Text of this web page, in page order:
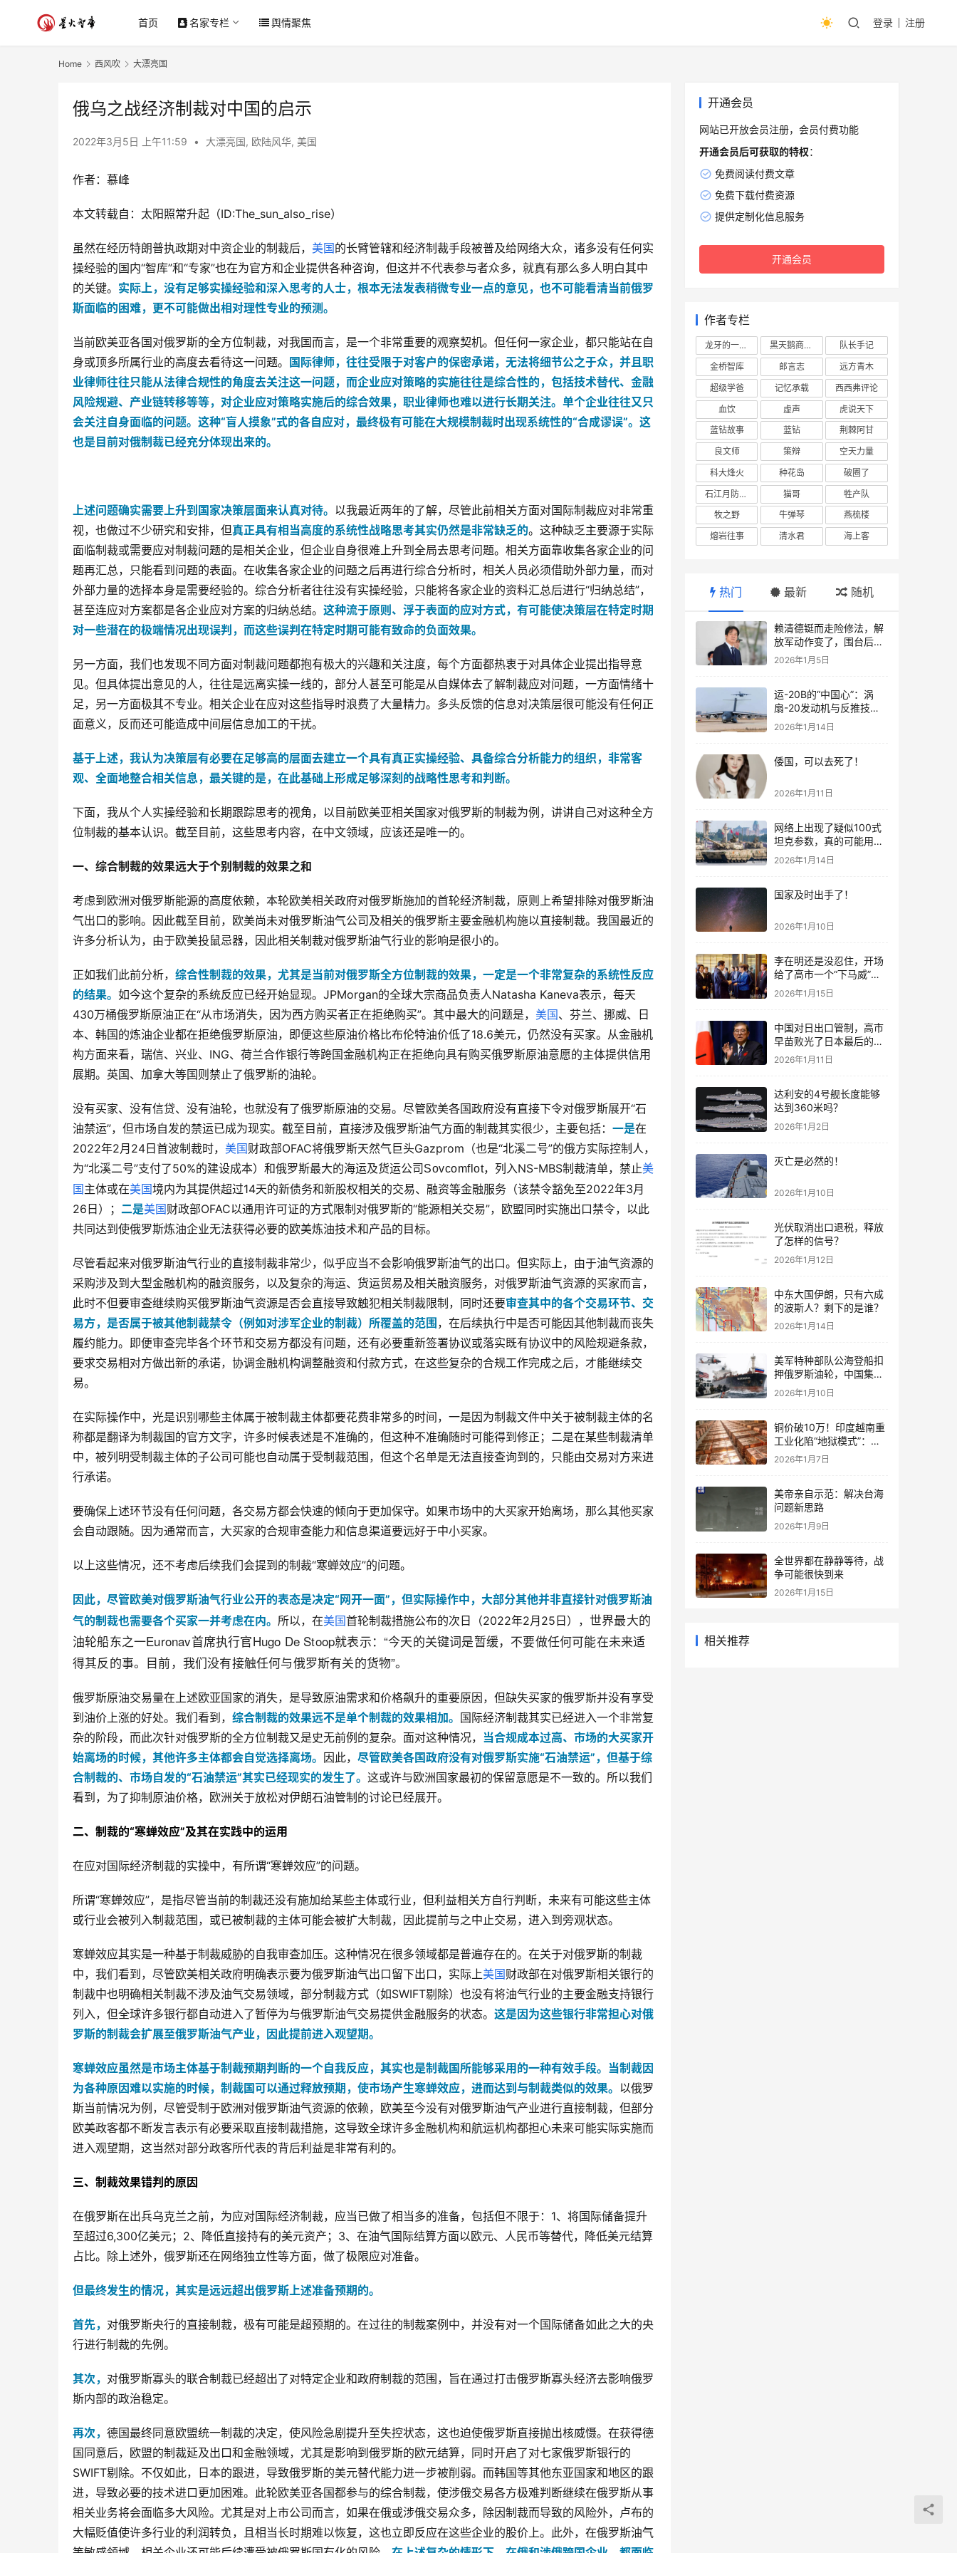
首页 名家专栏 舆情聚焦 登录 注册
Home 西风吹 大漂亮国
俄乌之战经济制裁对中国的启示
2022年3月5日 上午11:59 • 大漂亮国, 欧陆风华, 美国
作者：慕峰
本文转载自：太阳照常升起（ID:The_sun_also_rise）
虽然在经历特朗普执政期对中资企业的制裁后， 美国的长臂管辖和经济制裁手段被普及给网络大众，诸多没有任何实
操经验的国内“智库”和“专家”也在为官方和企业提供各种咨询，但这并不代表参与者众多，就真有那么多人明白其中
的关键。 实际上，没有足够实操经验和深入思考的人士，根本无法发表稍微专业一点的意见，也不可能看清当前俄罗
斯面临的困难，更不可能做出相对理性专业的预测。
当前欧美亚各国对俄罗斯的全方位制裁，对我国而言，是一个非常重要的观察契机。但任何一家企业，都只能站在自
身或顶多所属行业的高度去看待这一问题。
国际律师，往往受限于对客户的保密承诺，无法将细节公之于众，并且职
业律师往往只能从法律合规性的角度去关注这一问题，而企业应对策略的实施往往是综合性的，包括技术替代、金融
风险规避、产业链转移等等，对企业应对策略实施后的综合效果，职业律师也难以进行长期关注。单个企业往往又只
会关注自身面临的问题。 这种“盲人摸象”式的各自应对，最终极有可能在大规模制裁时出现系统性的“合成谬误”。这
也是目前对俄制裁已经充分体现出来的。
上述问题确实需要上升到国家决策层面来认真对待。 以我最近两年的了解，尽管此前相关方面对国际制裁应对非常重
视，也做过不少研究和安排，但真正具有相当高度的系统性战略思考其实仍然是非常缺乏的。这种缺乏主要源于实际
面临制裁或需要应对制裁问题的是相关企业，但企业自身很难上升到全局去思考问题。相关方面靠收集各家企业的问
题再汇总，只能看到问题的表面。在收集各家企业的问题之后再进行综合分析时，相关人员必须借助外部力量，而对
外部力量的选择本身是需要经验的。综合分析者往往没有实操经验，只能将各家企业的资料汇总后进行“归纳总结”，
甚至连应对方案都是各企业应对方案的归纳总结。 这种流于原则、浮于表面的应对方式，有可能使决策层在特定时期
对一些潜在的极端情况出现误判，而这些误判在特定时期可能有致命的负面效果。
另一方面，我们也发现不同方面对制裁问题都抱有极大的兴趣和关注度，每个方面都热衷于对具体企业提出指导意
见。但具体提出意见的人，往往是远离实操一线的，部分人甚至可能是从自媒体去了解制裁应对问题，一方面情绪十
足，另一方面极其不专业。相关企业在应对这些指导时浪费了大量精力。多头反馈的信息对决策层很可能没有任何正
面意义，反而还可能造成中间层信息加工的干扰。
基于上述，我认为决策层有必要在足够高的层面去建立一个具有真正实操经验、具备综合分析能力的组织，非常客
观、全面地整合相关信息，最关键的是，在此基础上形成足够深刻的战略性思考和判断。
下面，我从个人实操经验和长期跟踪思考的视角，以目前欧美亚相关国家对俄罗斯的制裁为例，讲讲自己对这种全方
位制裁的基本认识。截至目前，这些思考内容，在中文领域，应该还是唯一的。
一、综合制裁的效果远大于个别制裁的效果之和
考虑到欧洲对俄罗斯能源的高度依赖，本轮欧美相关政府对俄罗斯施加的首轮经济制裁，原则上希望排除对俄罗斯油
气出口的影响。因此截至目前，欧美尚未对俄罗斯油气公司及相关的俄罗斯主要金融机构施以直接制裁。我国最近的
许多分析认为，由于欧美投鼠忌器，因此相关制裁对俄罗斯油气行业的影响是很小的。
正如我们此前分析， 综合性制裁的效果，尤其是当前对俄罗斯全方位制裁的效果，一定是一个非常复杂的系统性反应
的结果。 如今这个复杂的系统反应已经开始显现。JPMorgan的全球大宗商品负责人Natasha Kaneva表示，每天
430万桶俄罗斯原油正在“从市场消失，因为西方购买者正在拒绝购买”。其中最大的问题是， 美国、芬兰、挪威、日
本、韩国的炼油企业都在拒绝俄罗斯原油，即便这些原油价格比布伦特油价低了18.6美元，仍然没有买家。从金融机
构方面来看，瑞信、兴业、ING、荷兰合作银行等跨国金融机构正在拒绝向具有购买俄罗斯原油意愿的主体提供信用
展期。英国、加拿大等国则禁止了俄罗斯的油轮。
没有买家、没有信贷、没有油轮，也就没有了俄罗斯原油的交易。尽管欧美各国政府没有直接下令对俄罗斯展开“石
油禁运”，但市场自发的禁运已成为现实。截至目前，直接涉及俄罗斯油气方面的制裁其实很少，主要包括： 一是在
2022年2月24日首波制裁时， 美国财政部OFAC将俄罗斯天然气巨头Gazprom（也是“北溪二号”的俄方实际控制人，
为“北溪二号”支付了50%的建设成本）和俄罗斯最大的海运及货运公司 Sovcomflot，列入NS-MBS制裁清单，禁止美
国主体或在美国境内为其提供超过14天的新债务和新股权相关的交易、融资等金融服务（该禁令豁免至2022年3月
26日）； 二是美国财政部OFAC以通用许可证的方式限制对俄罗斯的“能源相关交易”，欧盟同时实施出口禁令，以此
共同达到使俄罗斯炼油企业无法获得必要的欧美炼油技术和产品的目标。
尽管看起来对俄罗斯油气行业的直接制裁非常少，似乎应当不会影响俄罗斯油气的出口。但实际上，由于油气资源的
采购涉及到大型金融机构的融资服务，以及复杂的海运、货运贸易及相关融资服务，对俄罗斯油气资源的买家而言，
此时不但要审查继续购买俄罗斯油气资源是否会直接导致触犯相关制裁限制，同时还要审查其中的各个交易环节、交
易方，是否属于被其他制裁禁令（例如对涉军企业的制裁）所覆盖的范围 ，在后续执行中是否可能因其他制裁而丧失
履约能力。即便审查完毕各个环节和交易方都没有问题，还有必要重新签署协议或落实既有协议中的风险规避条款，
要求交易相对方做出新的承诺，协调金融机构调整融资和付款方式，在这些复杂的合规工作完成之后，才能继续交
易。
在实际操作中，光是识别哪些主体属于被制裁主体都要花费非常多的时间，一是因为制裁文件中关于被制裁主体的名
称都是翻译为制裁国的官方文字，许多时候表述是不准确的，但这种不准确随时可能得到修正；二是在某些制裁清单
中，被列明受制裁主体的子公司可能也自动属于受制裁范围，但这个名单是无法直接查询到的，只能由交易对方来进
行承诺。
要确保上述环节没有任何问题，各交易方都会快速的倾向于更加保守。如果市场中的大买家开始离场，那么其他买家
会自动跟随。因为通常而言，大买家的合规审查能力和信息渠道要远好于中小买家。
以上这些情况，还不考虑后续我们会提到的制裁“寒蝉效应”的问题。
因此，尽管欧美对俄罗斯油气行业公开的表态是决定“网开一面”，但实际操作中，大部分其他并非直接针对俄罗斯油
气的制裁也需要各个买家一并考虑在内。 所以，在美国首轮制裁措施公布的次日（2022年2月25日）， 世界最大的
油轮船东之一Euronav首席执行官Hugo De Stoop就表示：“今天的关键词是暂缓，不要做任何可能在未来适
得其反的事。目前，我们没有接触任何与俄罗斯有关的货物”。
俄罗斯原油交易量在上述欧亚国家的消失，是导致原油需求和价格飙升的重要原因，但缺失买家的俄罗斯并没有享受
到油价上涨的好处。我们看到， 综合制裁的效果远不是单个制裁的效果相加。 国际经济制裁其实已经进入一个非常复
杂的阶段，而此次针对俄罗斯的全方位制裁又是史无前例的复杂。面对这种情况， 当合规成本过高、市场的大买家开
始离场的时候，其他许多主体都会自觉选择离场。 因此， 尽管欧美各国政府没有对俄罗斯实施“石油禁运”，但基于综
合制裁的、市场自发的“石油禁运”其实已经现实的发生了。 这或许与欧洲国家最初的保留意愿是不一致的。所以我们
看到，为了抑制原油价格，欧洲关于放松对伊朗石油管制的讨论已经展开。
二、制裁的“寒蝉效应”及其在实践中的运用
在应对国际经济制裁的实操中，有所谓“寒蝉效应”的问题。
所谓“寒蝉效应”，是指尽管当前的制裁还没有施加给某些主体或行业，但利益相关方自行判断，未来有可能这些主体
或行业会被列入制裁范围，或已被制裁的主体可能会被扩大制裁，因此提前与之中止交易，进入到旁观状态。
寒蝉效应其实是一种基于制裁威胁的自我审查加压。这种情况在很多领域都是普遍存在的。在关于对俄罗斯的制裁
中，我们看到，尽管欧美相关政府明确表示要为俄罗斯油气出口留下出口，实际上美国财政部在对俄罗斯相关银行的
制裁中也明确相关制裁不涉及油气交易领域，部分制裁方式（如SWIFT剔除）也没有将油气行业的主要金融支持银行
列入，但全球许多银行都自动进入了暂停为与俄罗斯油气交易提供金融服务的状态。 这是因为这些银行非常担心对俄
罗斯的制裁会扩展至俄罗斯油气产业，因此提前进入观望期。
寒蝉效应虽然是市场主体基于制裁预期判断的一个自我反应，其实也是制裁国所能够采用的一种有效手段。 当制裁因
为各种原因难以实施的时候，制裁国可以通过释放预期，使市场产生寒蝉效应，进而达到与制裁类似的效果。 以俄罗
斯当前情况为例，尽管受制于欧洲对俄罗斯油气资源的依赖，欧美至今没有对俄罗斯油气产业进行直接制裁，但部分
欧美政客都不断发言表示有必要采取直接制裁措施，这导致全球许多金融机构和航运机构都担心未来可能实际实施而
进入观望期，这当然对部分政客所代表的背后利益是非常有利的。
三、制裁效果错判的原因
在俄罗斯在出兵乌克兰之前，为应对国际经济制裁，应当已做了相当多的准备，包括但不限于：1、将国际储备提升
至超过6,300亿美元；2、降低直接持有的美元资产；3、在油气国际结算方面以欧元、人民币等替代，降低美元结算
占比。除上述外，俄罗斯还在网络独立性等方面，做了极限应对准备。
但最终发生的情况，其实是远远超出俄罗斯上述准备预期的。
首先， 对俄罗斯央行的直接制裁，极有可能是超预期的。在过往的制裁案例中，并没有对一个国际储备如此之大的央
行进行制裁的先例。
其次， 对俄罗斯寡头的联合制裁已经超出了对特定企业和政府制裁的范围，旨在通过打击俄罗斯寡头经济去影响俄罗
斯内部的政治稳定。
再次， 德国最终同意欧盟统一制裁的决定，使风险急剧提升至失控状态，这也迫使俄罗斯直接抛出核威慑。在获得德
国同意后，欧盟的制裁延及出口和金融领域，尤其是影响到俄罗斯的欧元结算，同时开启了对七家俄罗斯银行的
SWIFT剔除。不仅如此，日本的跟进，导致俄罗斯的美元替代能力进一步被削弱。而韩国等其他东亚国家和地区的跟
进，导致必要的技术进口更加困难。此轮欧美亚各国都参与的综合制裁，使涉俄交易各方极难判断继续在俄罗斯从事
相关业务将会面临多大风险。尤其是对上市公司而言，如果在俄或涉俄交易众多，除因制裁而导致的风险外，卢布的
大幅贬值使许多行业的利润转负，且相当长时期难以恢复，这也立即反应在这些企业的股价上。此外，在俄罗斯油气
开通会员
网站已开放会员注册，会员付费功能
开通会员后可获取的特权：
免费阅读付费文章
免费下载付费资源
提供定制化信息服务
开通会员
作者专栏
龙牙的一座山 黑天鹅商业情报站
队长手记
金桥智库
郎言志
远方青木
超级学爸
记忆承载
西西弗评论
血饮
虚声
虎说天下
蓝钻故事
蓝钻
荆棘阿甘
良文师
策辩
空天力量
科大烽火
种花岛
破圈了
石江月防务观察
猫哥
牲产队
牧之野
牛弹琴
燕梳楼
熔岩往事
清水君 海上客
热门 最新 随机
赖清德铤而走险修法，解
放军动作变了，围台后的
“真正杀招”曝光
2026年1月5日
运-20B的“中国心”：涡
扇-20发动机与反推技术
大突破！
2026年1月14日
倭国，可以去死了！
2026年1月11日
网络上出现了疑似100式
坦克参数，真的可能用了
钛合金装甲！
2026年1月14日
国家及时出手了！
2026年1月10日
李在明还是没忍住，开场
给了高市一个“下马威”，
还特意提到中国
2026年1月15日
中国对日出口管制，高市
早苗败光了日本最后的国
运
2026年1月11日
达利安的4号舰长度能够
达到360米吗？
2026年1月2日
灭亡是必然的！
2026年1月10日
光伏取消出口退税，释放
了怎样的信号？
2026年1月12日
中东大国伊朗，只有六成
的波斯人？剩下的是谁？
2026年1月14日
美军特种部队公海登船扣
押俄罗斯油轮，中国集装
箱武装船早有准备？
2026年1月10日
铜价破10万！印度越南重
工业化陷“地狱模式”：中
国当年抄底的历史红利，
2026年1月7日
美帝亲自示范：解决台海
问题新思路
2026年1月9日
全世界都在静静等待，战
争可能很快到来
2026年1月15日
相关推荐